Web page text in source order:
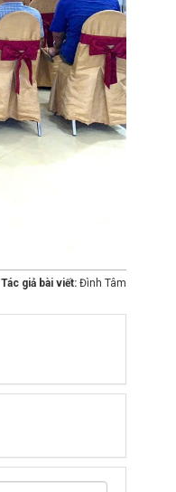
Tác giả bài viết: Đình Tâm